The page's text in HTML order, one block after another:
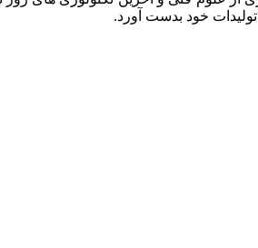
خود بدست آورد.